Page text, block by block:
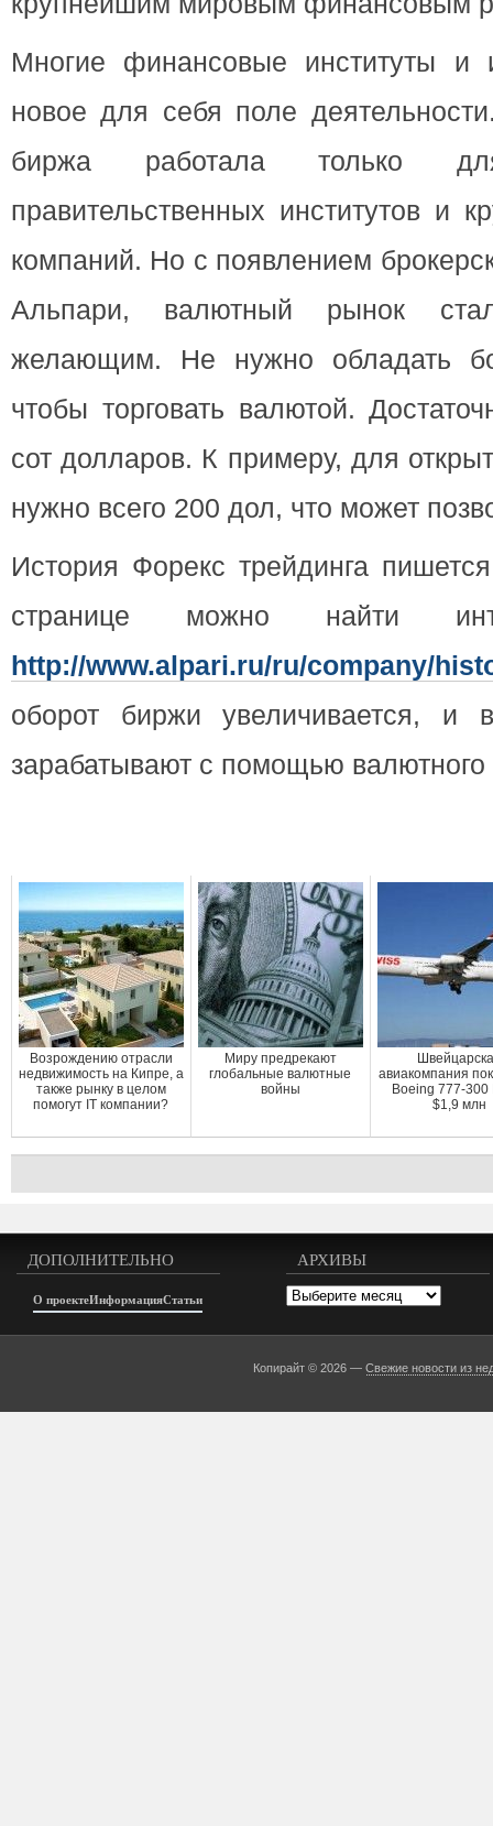
Многие финансовые институты и
новое для себя поле
биржа работала только
правительственных институтов и
компаний. Но с появлением
Альпари, валютный рынок
желающим. Не нужно обладать
чтобы торговать валютой.
сот долларов. К примеру, для
нужно всего 200 дол, что может
История Форекс трейдинга
странице можно найти
http://www.alpari.ru/ru/company/
оборот биржи увеличивается, и
зарабатывают с помощью валютного
Возрождению отрасли
недвижимость на Кипре, а
также рынку в целом
помогут IT компании?
Миру предрекают
глобальные валютные
войны
авиакомпания
Boeing 777-300
$1,9 млн
ДОПОЛНИТЕЛЬНО
О проектеИнформацияСтатьи
АРХИВЫ
Архивы
Копирайт © 2026 —Свежие новости из